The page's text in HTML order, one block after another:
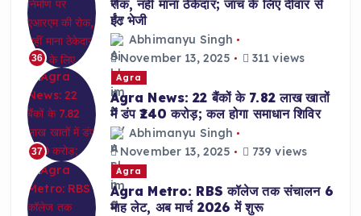
36
रोक, नहीं माना ठेकेदार; जांच के लिए दीवार से
ईंट भेजी
Abhimanyu Singh
November 13, 2025
311 views
37
Agra
Agra News: 22 बैंकों के 7.82 लाख खातों
में डंप ₹240 करोड़; कल होगा समाधान शिविर
Abhimanyu Singh
November 13, 2025
739 views
Agra
Agra Metro: RBS कॉलेज तक संचालन 6
माह लेट, अब मार्च 2026 में शुरू